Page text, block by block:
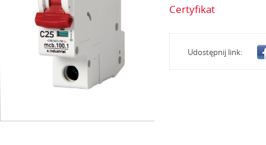
Certyfikat
Udostępnij link: